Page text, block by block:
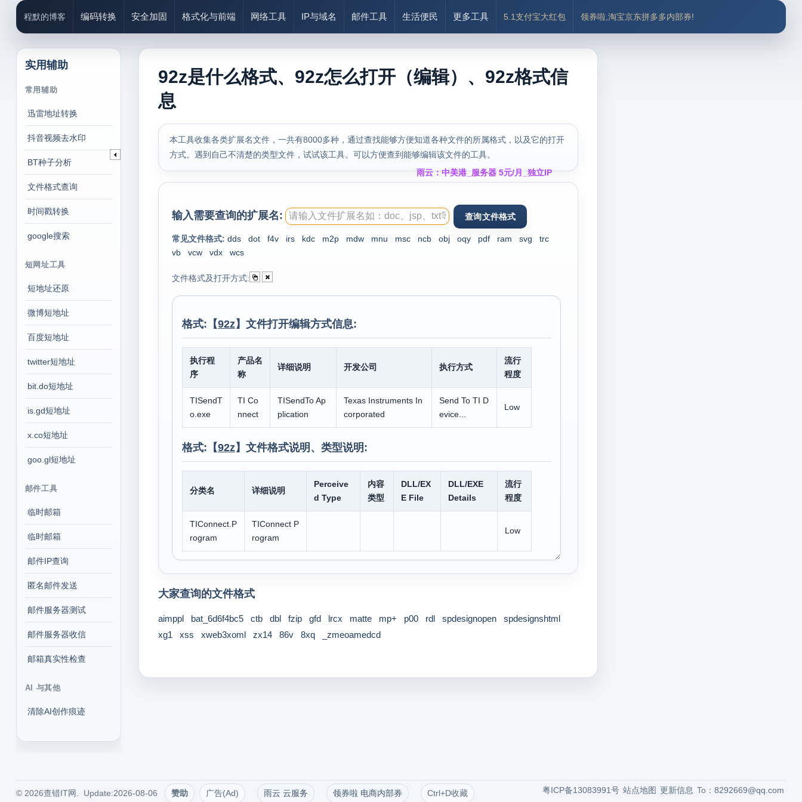
程默的博客 编码转换 安全加固 格式化与前端 网络工具 IP与域名 邮件工具 生活便民 更多工具 5.1支付宝大红包 领券啦,淘宝京东拼多多内部券!
实用辅助
常用辅助
迅雷地址转换
抖音视频去水印
BT种子分析
文件格式查询
时间戳转换
google搜索
短网址工具
短地址还原
微博短地址
百度短地址
twitter短地址
bit.do短地址
is.gd短地址
x.co短地址
goo.gl短地址
邮件工具
临时邮箱
临时邮箱
邮件IP查询
匿名邮件发送
邮件服务器测试
邮件服务器收信
邮箱真实性检查
AI 与其他
清除AI创作痕迹
92z是什么格式、92z怎么打开（编辑）、92z格式信
息
本工具收集各类扩展名文件，一共有8000多种，通过查找能够方便知道各种文件的所属格式，以及它的打开
方式。遇到自己不清楚的类型文件，试试该工具。可以方便查到能够编辑该文件的工具。
雨云：中美港_服务器 5元/月_独立IP
输入需要查询的扩展名:
常见文件格式: dds dot f4v irs kdc m2p mdw mnu msc ncb obj oqy pdf ram svg
trc
vb
vcw vdx wcs
文件格式及打开方式:
格式:【92z】文件打开编辑方式信息:
执行程
序
产品名
称
详细说明 开发公司 执行方式
流行
程度
TISendT
o.exe
TI Co
nnect
TISendTo Ap
plication
Texas Instruments In
corporated
Send To TI D
evice...
Low
格式:【92z】文件格式说明、类型说明:
分类名 详细说明
Perceive
d Type
内容
类型
DLL/EX
E File
DLL/EXE
Details
流行
程度
TIConnect.P
rogram
TIConnect P
rogram
Low
大家查询的文件格式
aimppl bat_6d6f4bc5 ctb dbl fzip gfd lrcx matte mp+ p00 rdl spdesignopen
spdesignshtml
xg1
xss xweb3xoml zx14 86v 8xq _zmeoamedcd
© 2026查错IT网. Update:2026-08-06 赞助 广告(Ad) 雨云 云服务 领券啦 电商内部券 Ctrl+D收藏 To：8292669@qq.com
更新信息
站点地图
粤ICP备13083991号